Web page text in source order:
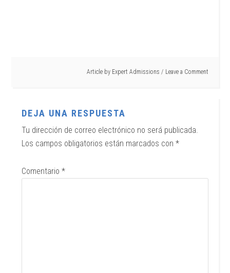
Article by Expert Admissions Leave a Comment
DEJA UNA RESPUESTA
Tu dirección de correo electrónico no será publicada.
Los campos obligatorios están marcados con*
Comentario*